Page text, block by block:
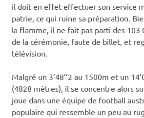
il doit en effet effectuer son service
patrie, ce qui ruine sa préparation.
la flamme, il ne fait pas parti des 103
de la cérémonie, faute de billet, et
télévision.
Malgré un 3’48’’2 au 1500m et un
(4828 mètres), il se concentre alors
joue dans une équipe de football
populaire qui ressemble un peu au